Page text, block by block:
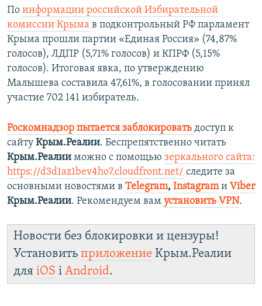
По информации российской Избирательной
комиссии Крыма в подконтрольный РФ парламент
Крыма прошли партии «Единая Россия» (74,87%
голосов), ЛДПР (5,71% голосов) и КПРФ (5,15%
голосов). Итоговая явка, по утверждению
Малышева составила 47,61%, в голосовании принял
участие 702 141 избиратель.
Роскомнадзор пытается заблокировать доступ к
сайту Крым.Реалии. Беспрепятственно читать
Крым.Реалии можно с помощью зеркального сайта:
https://d3d1az1bev4ho7.cloudfront.net/ следите за
основными новостями в Telegram, Instagramи Viber
Крым.Реалии. Рекомендуем вам установить VPN.
Новости без блокировки и цензуры!
Установить приложение Крым.Реалии
для iOS і Android.